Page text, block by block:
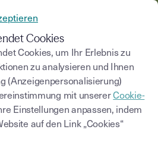
Saisissez un terme
Cookies
Cookies, um Ihr Erlebnis zu
zu analysieren und Ihnen
(Anzeigenpersonalisierung)
mit unsererCookie-
Einstellungen anpassen, indem
auf den Link „Cookies“